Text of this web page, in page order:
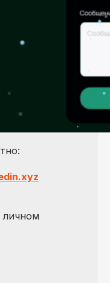
личном